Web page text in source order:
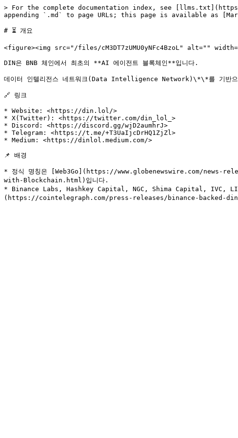
> For the complete documentation index, see
appending `.md` to page URLs; this page is available as
# ⏳ 개요
<figure><img src="/files/cM3DT7zUMU0yNFc4BzoL" alt=""
DIN은 BNB 체인에서 최초의 **AI 에이전트 블록체인**입니다.
데이터 인텔리전스 네트워크(Data Intelligence Network)\*\*를 기반으
🔗 링크
* Website: <https://din.lol/>
* X(Twitter): <https://twitter.com/din_lol_>
* Discord: <https://discord.gg/wjD2aumhrJ>
* Telegram: <https://t.me/+T3UaIjcDrHQ1ZjZl>
* Medium: <https://dinlol.medium.com/>
📌 배경
* 정식 명칭은 [Web3Go](https://www.globenewswire.com/
with-Blockchain.html)입니다.
* Binance Labs, Hashkey Capital, NGC, Shima Capital, IVC,